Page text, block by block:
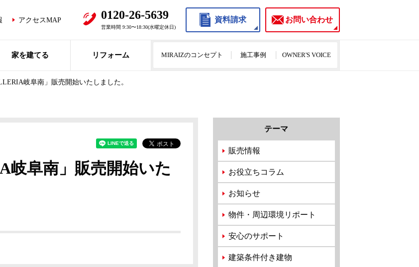
アクセスMAP 0120-26-5639
営業時間 9:30〜18:30(水曜定休日)
資料請求 お問い合わせ
家を建てる リフォーム MIRAIZのコンセプト 施工事例 OWNER'S VOICE
岐阜南」販売開始いたしました。
岐阜南」販売開始いた
テーマ
販売情報
お役立ちコラム
お知らせ
物件・周辺環境リポート
安心のサポート
建築条件付き建物